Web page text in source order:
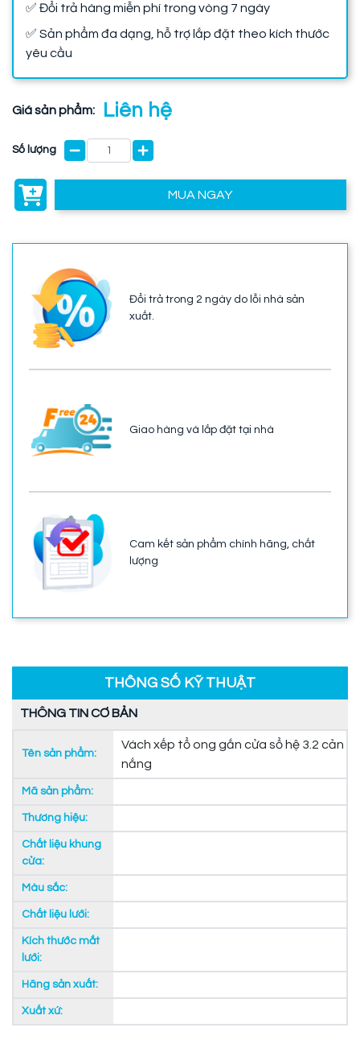
✅ Đổi trả hàng miễn phí trong vòng 7 ngày
✅ Sản phẩm đa dạng, hỗ trợ lắp đặt theo kích thước
yêu cầu
Giá sản phẩm: Liên hệ
Số lượng
MUA NGAY
Đổi trả trong 2 ngày do lỗi nhà sản
xuất.
Giao hàng và lắp đặt tại nhà
Cam kết sản phẩm chính hãng, chất
lượng
THÔNG SỐ KỸ THUẬT
THÔNG TIN CƠ BẢN
Tên sản phẩm:
Vách xếp tổ ong gắn cửa sổ hệ 3.2 cản
nắng
Mã sản phẩm:
Thương hiệu:
Chất liệu khung
cửa:
Màu sắc:
Chất liệu lưới:
Kích thước mắt
lưới:
Hãng sản xuất:
Xuất xứ: